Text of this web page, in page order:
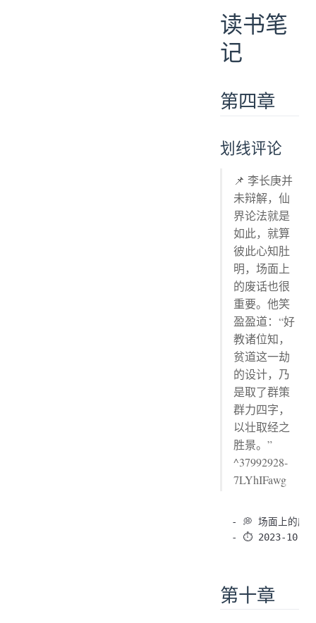
读书笔
记
第四章
划线评论
📌 李长庚并
未辩解，仙
界论法就是
如此，就算
彼此心知肚
明，场面上
的废话也很
重要。他笑
盈盈道：“好
教诸位知，
贫道这一劫
的设计，乃
是取了群策
群力四字，
以壮取经之
胜景。”
^37992928-
7LYhIFawg
- 💭 场面上的废
第十章